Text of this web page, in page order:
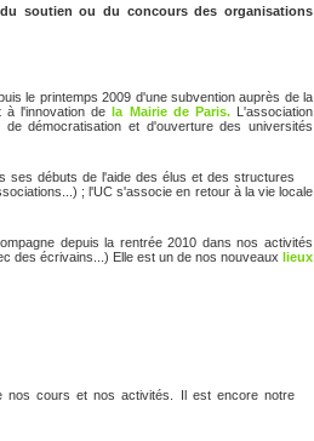
soutien ou du concours des organisations
le printemps 2009 d'une subvention auprès de la
à l'innovation de la Mairie de Paris.L'association
démocratisation et d'ouverture des universités
ses débuts de l'aide des élus et des structures
; l'UC s'associe en retour à la vie locale
depuis la rentrée 2010 dans nos activités
des écrivains...) Elle est un de nos nouveaux lieux
nos cours et nos activités. Il est encore notre